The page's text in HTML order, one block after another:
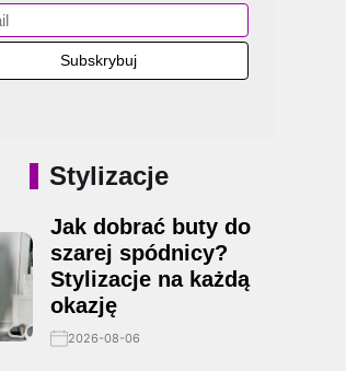
Stylizacje
Jak dobrać buty do
szarej spódnicy?
Stylizacje na każdą
okazję
2026-08-06